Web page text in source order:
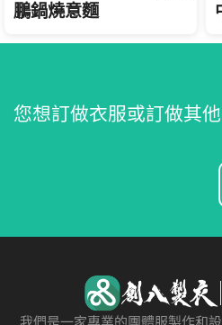
鵬鍋燒意麵
您想訂做衣服或訂做其
我們是一家專業的團體服製作和